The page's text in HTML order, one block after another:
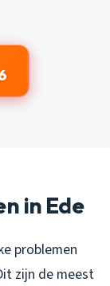
in Ede
problemen
zijn de meest